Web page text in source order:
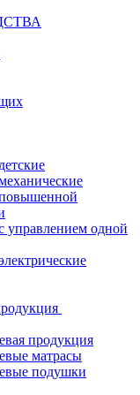
управлением одной
продукция
матрасы
подушки